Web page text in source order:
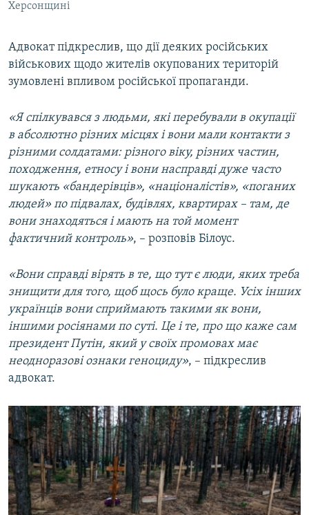
Херсонщині
Адвокат підкреслив, що дії деяких російських
військових щодо жителів окупованих територій
зумовлені впливом російської пропаганди.
«Я спілкувався з людьми, які перебували в окупації
в абсолютно різних місцях і вони мали контакти з
різними солдатами: різного віку, різних частин,
походження, етносу і вони насправді дуже часто
шукають «бандерівців», «націоналістів», «поганих
людей» по підвалах, будівлях, квартирах – там, де
вони знаходяться і мають на той момент
фактичний контроль», – розповів Білоус.
«Вони справді вірять в те, що тут є люди, яких треба
знищити для того, щоб щось було краще. Усіх інших
українців вони сприймають такими як вони,
іншими росіянами по суті. Це і те, про що каже сам
президент Путін, який у своїх промовах має
неодноразові ознаки геноциду», – підкреслив
адвокат.